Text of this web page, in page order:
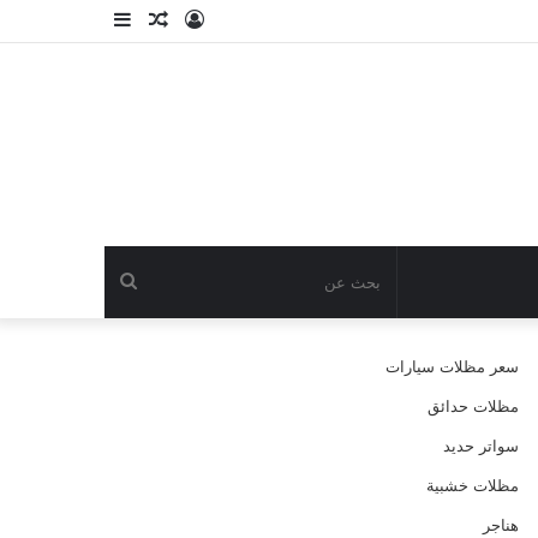
إضافةمقالتسجيل
بحث
سعر مظلات سيارات
مظلات حدائق
سواتر حديد
مظلات خشبية
هناجر